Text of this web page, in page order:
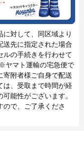
対して、同区域より
送先に指定された場合
ルの手続きを行わせて
ヤマト運輸の宅急便で
寄附者様ご自身で配送
は、受取まで時間が経
能性がございます。
ので、ご了承くださ